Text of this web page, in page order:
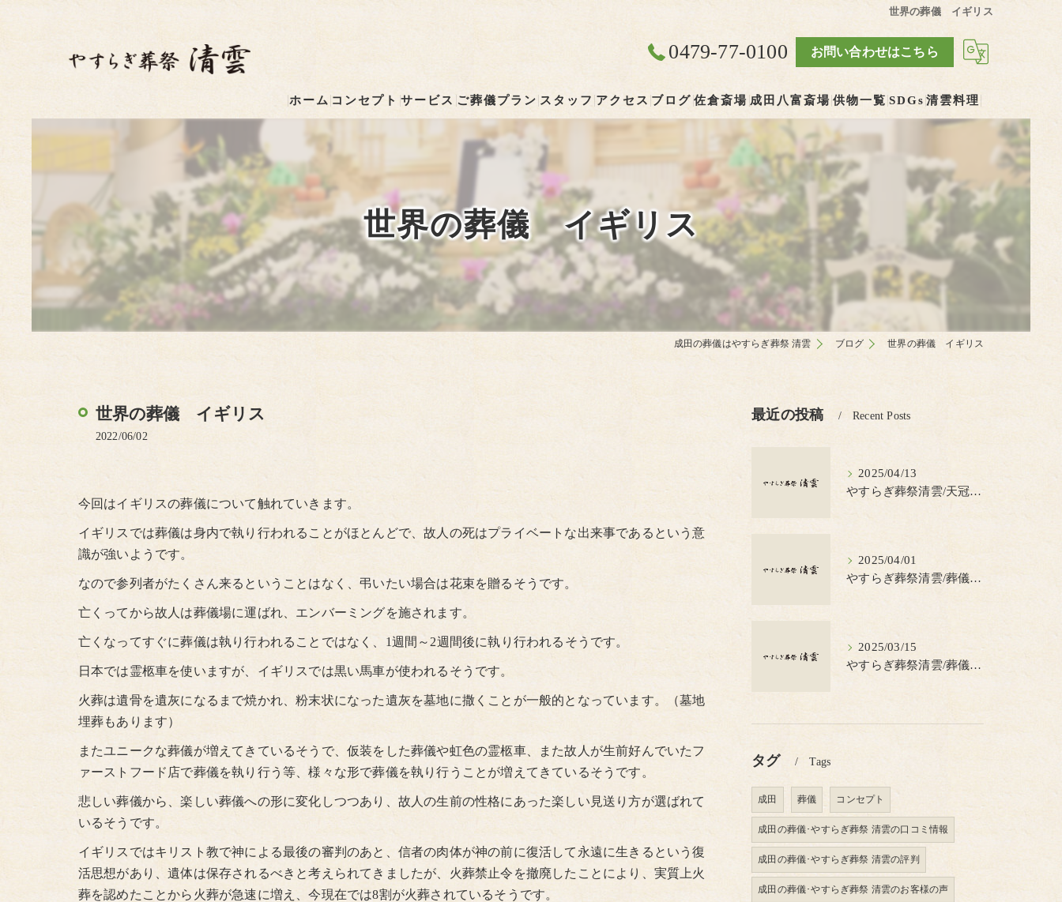
世界の葬儀 イギリス
0479-77-0100 お問い合わせはこちら
ホーム コンセプト
成田の葬儀･やすらぎ葬祭 清雲の口コミ情報
成田の葬儀･やすらぎ葬祭 清雲の評判
成田の葬儀･やすらぎ葬祭 清雲のお客様の声
サービス ご葬儀プラン スタッフ アクセス ブログ 佐倉斎場 成田八富斎場 供物一覧 SDGs 清雲料理
世界の葬儀 イギリス
成田の葬儀はやすらぎ葬祭 清雲 ブログ 世界の葬儀 イギリス
世界の葬儀 イギリス
2022/06/02
今回はイギリスの葬儀について触れていきます。
イギリスでは葬儀は身内で執り行われることがほとんどで、故人の死はプライベートな出来事であるという意
識が強いようです。
なので参列者がたくさん来るということはなく、弔いたい場合は花束を贈るそうです。
亡くってから故人は葬儀場に運ばれ、エンバーミングを施されます。
亡くなってすぐに葬儀は執り行われることではなく、1週間～2週間後に執り行われるそうです。
日本では霊柩車を使いますが、イギリスでは黒い馬車が使われるそうです。
火葬は遺骨を遺灰になるまで焼かれ、粉末状になった遺灰を墓地に撒くことが一般的となっています。（墓地
埋葬もあります）
またユニークな葬儀が増えてきているそうで、仮装をした葬儀や虹色の霊柩車、また故人が生前好んでいたフ
ァーストフード店で葬儀を執り行う等、様々な形で葬儀を執り行うことが増えてきているそうです。
悲しい葬儀から、楽しい葬儀への形に変化しつつあり、故人の生前の性格にあった楽しい見送り方が選ばれて
いるそうです。
イギリスではキリスト教で神による最後の審判のあと、信者の肉体が神の前に復活して永遠に生きるという復
活思想があり、遺体は保存されるべきと考えられてきましたが、火葬禁止令を撤廃したことにより、実質上火
葬を認めたことから火葬が急速に増え、今現在では8割が火葬されているそうです。
最近の投稿 Recent Posts
2025/04/13
やすらぎ葬祭清雲/天冠（てんかん）とは？
2025/04/01
やすらぎ葬祭清雲/葬儀の見積書について知っておきたいポイント
2025/03/15
やすらぎ葬祭清雲/葬儀で蝋燭を使う理由とは
タグ Tags
成田 葬儀 コンセプト
成田の葬儀･やすらぎ葬祭 清雲の口コミ情報
成田の葬儀･やすらぎ葬祭 清雲の評判
成田の葬儀･やすらぎ葬祭 清雲のお客様の声